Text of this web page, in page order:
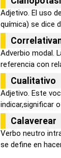
Adjetivo. El uso
química) se dice
Adverbio modal.
referencia con
Cualitativo
Adjetivo. Este
indicar,significar
Calaverear
Verbo neutro
se define en